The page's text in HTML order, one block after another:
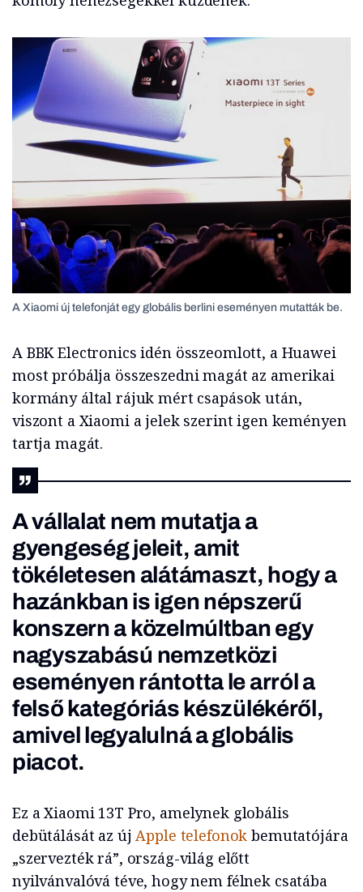
A Xiaomi új telefonját egy globális berlini eseményen mutatták be.
A BBK Electronics idén összeomlott, a Huawei
most próbálja összeszedni magát az amerikai
kormány által rájuk mért csapások után,
viszont a Xiaomi a jelek szerint igen keményen
tartja magát.
A vállalat nem mutatja a
gyengeség jeleit, amit
tökéletesen alátámaszt, hogy a
hazánkban is igen népszerű
konszern a közelmúltban egy
nagyszabású nemzetközi
eseményen rántotta le arról a
felső kategóriás készülékéről,
amivel legyalulná a globális
piacot.
Ez a Xiaomi 13T Pro, amelynek globális
debütálását az újApple telefonok bemutatójára
„szervezték rá”, ország-világ előtt
nyilvánvalóvá téve, hogy nem félnek csatába